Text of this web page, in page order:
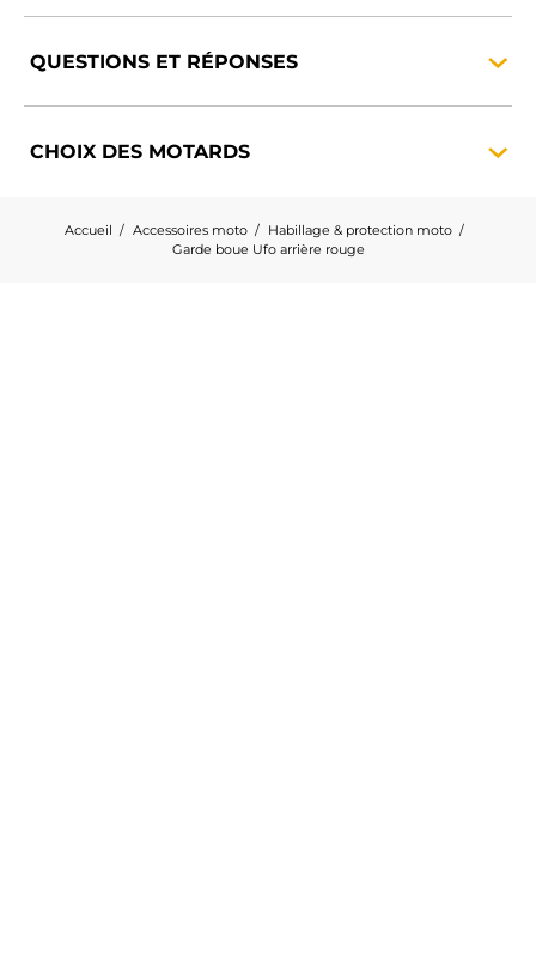
QUESTIONS ET RÉPONSES
CHOIX DES MOTARDS
Accueil Accessoires moto
Habillage & protection moto
Garde boue Ufo arrière rouge